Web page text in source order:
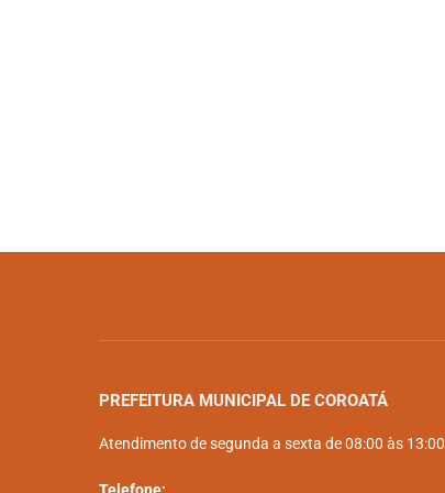
PREFEITURA MUNICIPAL DE COROATÁ
Atendimento de segunda a sexta de 08:00 às 13:00